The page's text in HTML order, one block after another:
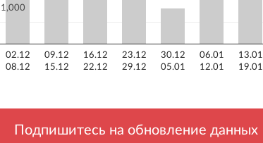
02.12
08.12
09.12
15.12
16.12
22.12
23.12
29.12
30.12
05.01
06.01
12.01
13.01
19.01
1,000
Подпишитесь на обновление данных